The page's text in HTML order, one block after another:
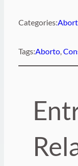
Categories:
Tags:Aborto,